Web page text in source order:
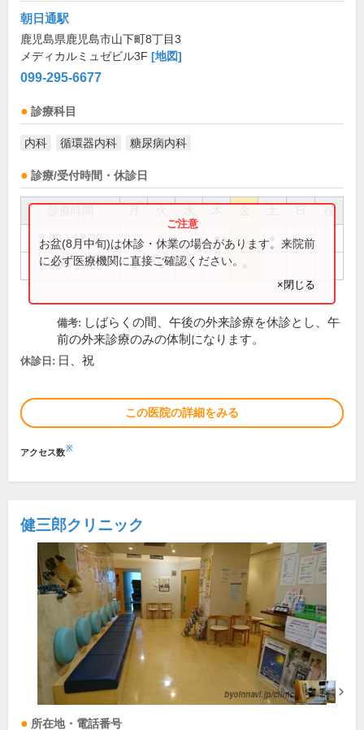
朝日通駅
鹿児島県鹿児島市山下町8丁目3
メディカルミュゼビル3F [地図]
099-295-6677
診療科目
内科 循環器内科 糖尿病内科
診療/受付時間・休診日
祝
9:00～12:30 ●
9:00～13:00 ● ● ●
お盆(8月中旬)は休診・休業の場合があります。来院前
に必ず医療機関に直接ご確認ください。
×閉じる
備考: しばらくの間、午後の外来診療を休診とし、午
前の外来診療のみの体制になります。
休診日: 日、祝
この医院の詳細をみる
アクセス数※
健三郎クリニック
所在地・電話番号